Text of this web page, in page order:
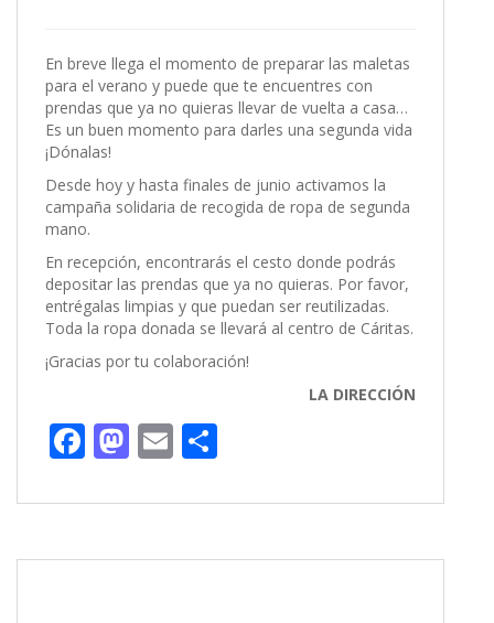
En breve llega el momento de preparar las maletas
para el verano y puede que te encuentres con
prendas que ya no quieras llevar de vuelta a casa…
Es un buen momento para darles una segunda vida
¡Dónalas!
Desde hoy y hasta finales de junio activamos la
campaña solidaria de recogida de ropa de segunda
mano.
En recepción, encontrarás el cesto donde podrás
depositar las prendas que ya no quieras. Por favor,
entrégalas limpias y que puedan ser reutilizadas.
Toda la ropa donada se llevará al centro de Cáritas.
¡Gracias por tu colaboración!
LA DIRECCIÓN
F
e
b
M
to
d
E
ai
l
m
p